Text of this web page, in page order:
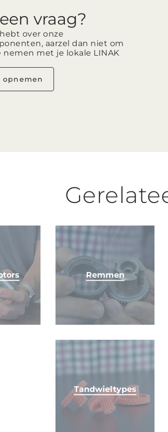
vraag?
over onze
aarzel dan niet om
met je lokale LINAK
opnemen
Remmen
Tandwieltypes